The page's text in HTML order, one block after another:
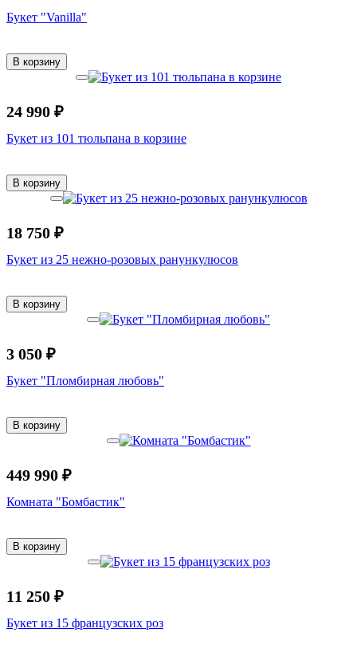
Букет "Vanilla"
В корзину
24 990 ₽
Букет из 101 тюльпана в корзине
В корзину
18 750 ₽
Букет из 25 нежно-розовых ранункулюсов
В корзину
3 050 ₽
Букет "Пломбирная любовь"
В корзину
449 990 ₽
Комната "Бомбастик"
В корзину
11 250 ₽
Букет из 15 французских роз